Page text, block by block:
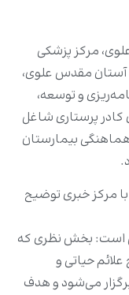
مرکز پزشکی
آستان مقدس علوی،
و توسعه،
کادر پرستاری شاغل
هماهنگی بیمارستان
مرکز خبری توضیح
است: بخش نظری که
حیاتی و
می‌شود و هدف